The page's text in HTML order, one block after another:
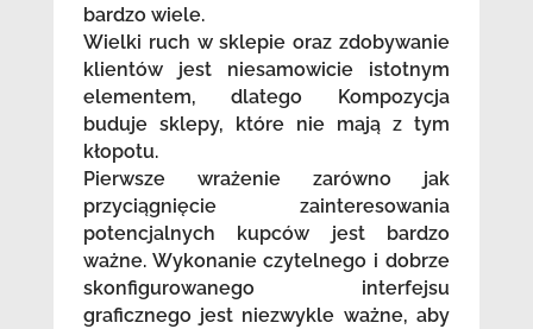
bardzo wiele.
Wielki ruch w sklepie oraz zdobywanie
klientów jest niesamowicie istotnym
elementem, dlatego Kompozycja
buduje sklepy, które nie mają z tym
kłopotu.
Pierwsze wrażenie zarówno jak
przyciągnięcie zainteresowania
potencjalnych kupców jest bardzo
ważne. Wykonanie czytelnego i dobrze
skonfigurowanego interfejsu
graficznego jest niezwykle ważne, aby